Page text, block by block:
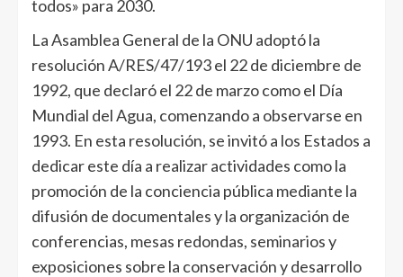
todos» para 2030.
La Asamblea General de la ONU adoptó la
resolución A/RES/47/193 el 22 de diciembre de
1992, que declaró el 22 de marzo como el Día
Mundial del Agua, comenzando a observarse en
1993. En esta resolución, se invitó a los Estados a
dedicar este día a realizar actividades como la
promoción de la conciencia pública mediante la
difusión de documentales y la organización de
conferencias, mesas redondas, seminarios y
exposiciones sobre la conservación y desarrollo